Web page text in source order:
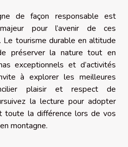
de façon responsable est
pour l’avenir de ces
Le tourisme durable en altitude
préserver la nature tout en
exceptionnels et d’activités
à explorer les meilleures
plaisir et respect de
la lecture pour adopter
toute la différence lors de vos
montagne.